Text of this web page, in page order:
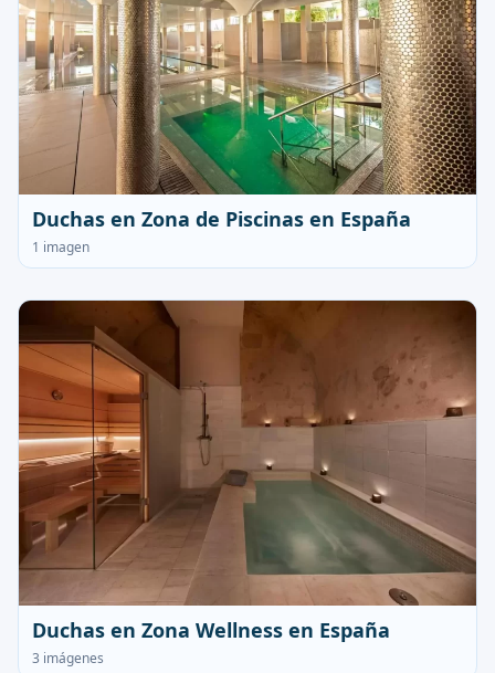
Duchas en Zona de Piscinas en España
1 imagen
Duchas en Zona Wellness en España
3 imágenes